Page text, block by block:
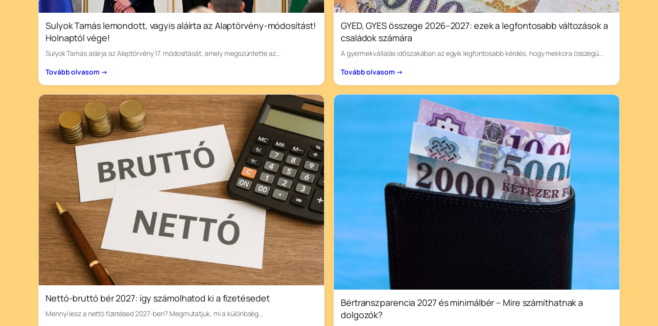
Sulyok Tamás lemondott, vagyis aláírta az Alaptörvény-módosítást!
Holnaptól vége!
Sulyok Tamás aláírja az Alaptörvény 17. módosítását, amely megszüntette az…
Tovább olvasom →
GYED, GYES összege 2026–2027: ezek a legfontosabb változások a
családok számára
A gyermekvállalás időszakában az egyik legfontosabb kérdés, hogy mekkora összegű…
Tovább olvasom →
Nettó-bruttó bér 2027: így számolhatod ki a fizetésedet
Mennyi lesz a nettó fizetésed 2027-ben? Megmutatjuk, mi a különbség…
Bértranszparencia 2027 és minimálbér – Mire számíthatnak a
dolgozók?